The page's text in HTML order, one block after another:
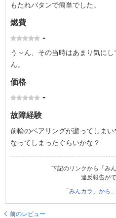
もたれバタンで簡単でした。
燃費
-
う～ん、その当時はあまり気に
ん。
価格
-
故障経験
前輪のベアリングが逝ってしま
なってしまったぐらいかな？
下記のリンクから「み
違反報告がで
「みんカラ」から
前のレビュー